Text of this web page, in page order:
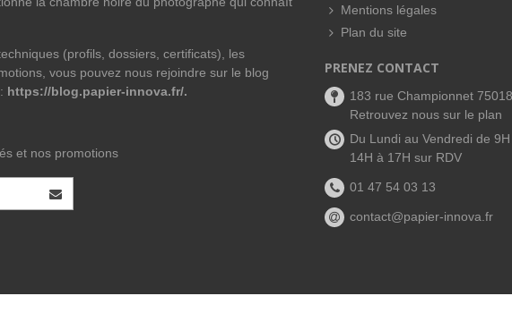
(profils, dossiers, certificats), les
vous pouvez nous rejoindre sur le blog
https://blog.papier-innova.fr/.
et nos promotions
Mentions légales
Plan du site
PRENEZ CONTACT
183 rue Championnet
Retrouvez nous sur le plan
Du Lundi au Vendredi de
14H à 17H sur RDV
01 47 54 03 13
contact@papier-innova.fr